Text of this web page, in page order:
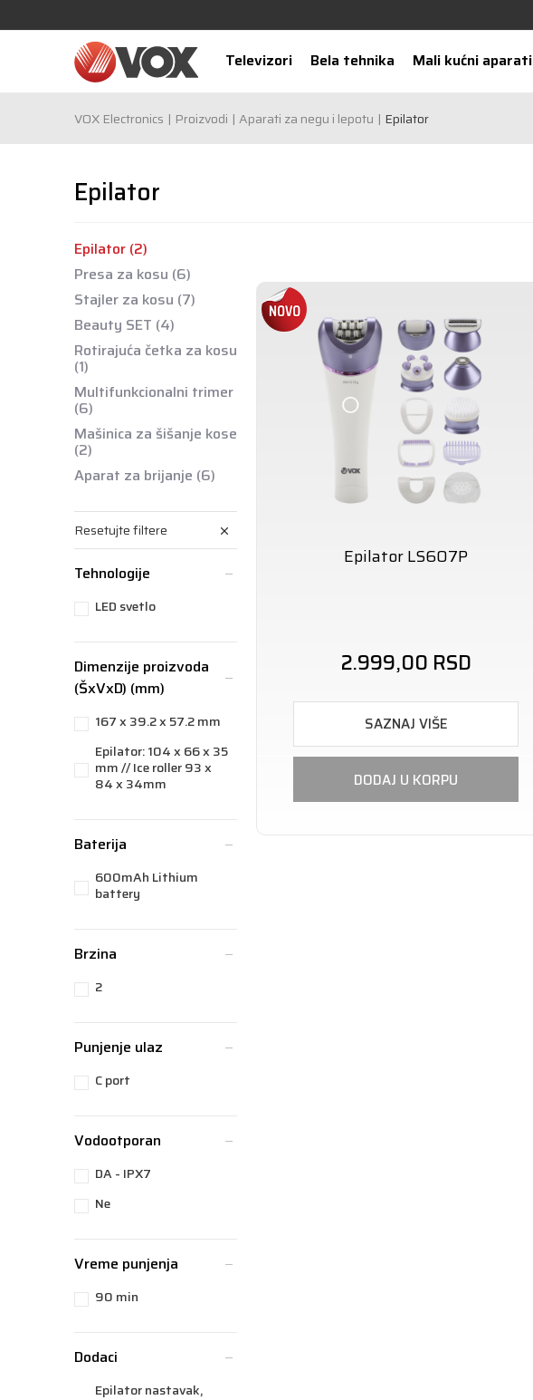
Televizori Bela tehnika Mali kućni aparati
VOX Electronics Proizvodi Aparati za negu i lepotu Epilator
Epilator
Epilator (2)
Presa za kosu (6)
Stajler za kosu (7)
Beauty SET (4)
Rotirajuća četka za kosu
(1)
Multifunkcionalni trimer
(6)
Mašinica za šišanje kose
(2)
Aparat za brijanje (6)
Resetujte filtere
Tehnologije
LED svetlo
Dimenzije proizvoda
(ŠxVxD) (mm)
167 x 39.2 x 57.2 mm
Epilator: 104 x 66 x 35
mm // Ice roller 93 x
84 x 34mm
Baterija
600mAh Lithium
battery
Brzina
2
Punjenje ulaz
C port
Vodootporan
DA - IPX7
Ne
Vreme punjenja
90 min
Dodaci
Epilator nastavak,
Epilator LS607P
2.999,00 RSD
SAZNAJ VIŠE
DODAJ U KORPU